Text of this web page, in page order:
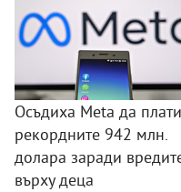
Осъдиха Meta да плати
рекордните 942 млн.
долара заради
върху деца